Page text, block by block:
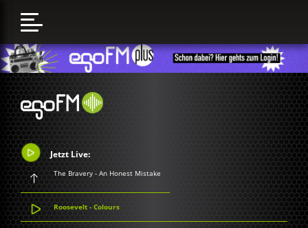
Jetzt Live:
The Bravery - An Honest Mistake
Roosevelt - Colours